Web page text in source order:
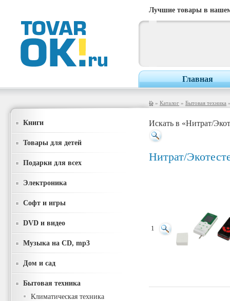
Лучшие товары в
Главная
» Каталог » Бытовая техника
Книги
Товары для детей
Подарки для всех
Электроника
Софт и игры
DVD и видео
Музыка на CD, mp3
Дом и сад
Бытовая техника
Климатическая техника
Искать в «Нитрат/
Нитрат/
1